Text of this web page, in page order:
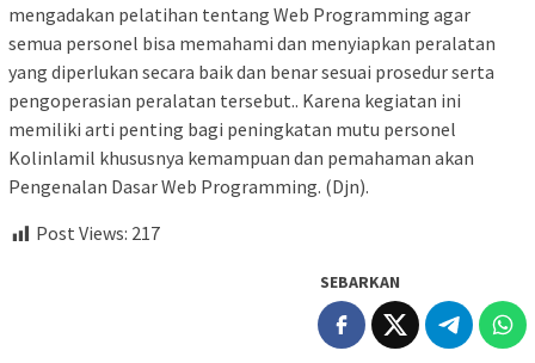
mengadakan pelatihan tentang Web Programming agar
semua personel bisa memahami dan menyiapkan peralatan
yang diperlukan secara baik dan benar sesuai prosedur serta
pengoperasian peralatan tersebut.. Karena kegiatan ini
memiliki arti penting bagi peningkatan mutu personel
Kolinlamil khususnya kemampuan dan pemahaman akan
Pengenalan Dasar Web Programming. (Djn).
Post Views: 217
SEBARKAN